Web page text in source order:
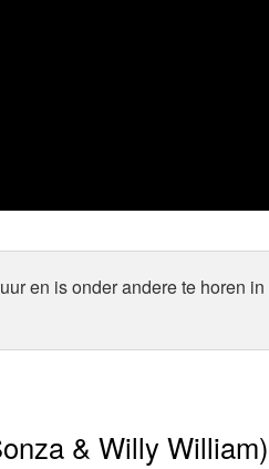
en is onder andere te horen in
& Willy William)